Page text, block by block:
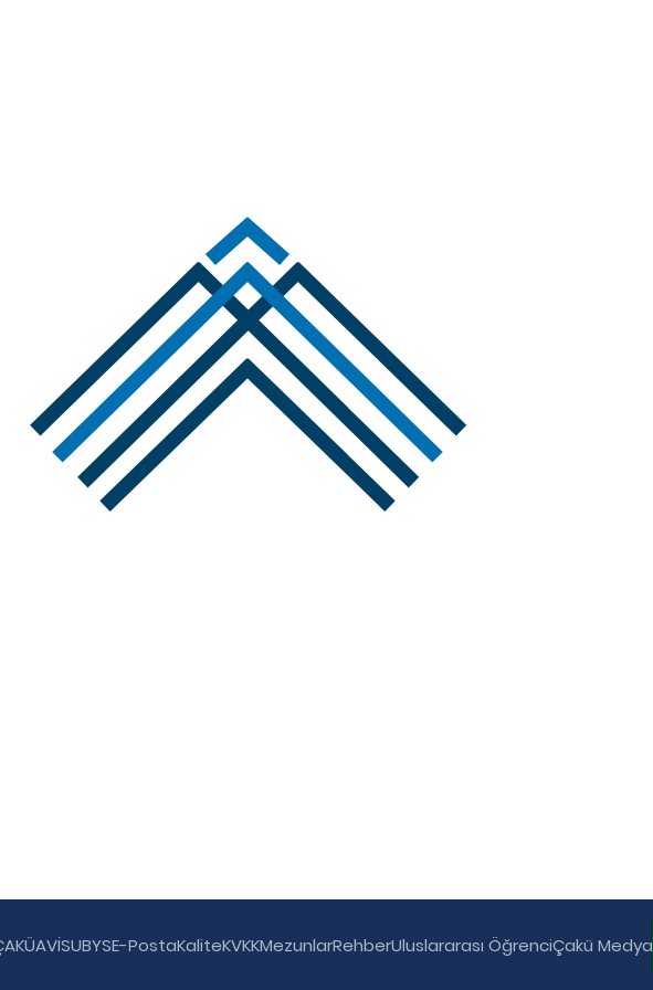
UBYSE-PostaKaliteKVKKMezunlarRehberUluslararası ÖğrenciÇakü Medya